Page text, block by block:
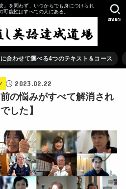
」を問わず、いつからでも身につけられ
可能性はすべての人にある。
合わせて選べる4つのテキスト＆コース
SEARCH
2023.02.22
の悩みがすべて解消され
した】